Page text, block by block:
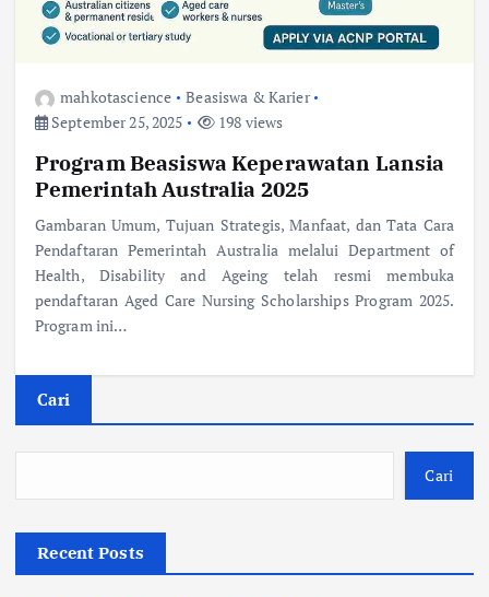
mahkotascience
Beasiswa & Karier
September 25, 2025
198 views
Program Beasiswa Keperawatan Lansia
Pemerintah Australia 2025
Gambaran Umum, Tujuan Strategis, Manfaat, dan Tata Cara
Pendaftaran Pemerintah Australia melalui Department of
Health, Disability and Ageing telah resmi membuka
pendaftaran Aged Care Nursing Scholarships Program 2025.
Program ini…
Cari
Cari
Recent Posts